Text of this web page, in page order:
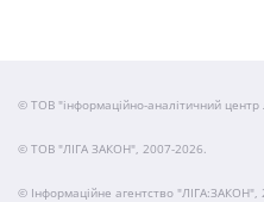
© ТОВ "інформаційно-аналітичний центр
© ТОВ "ЛІГА ЗАКОН", 2007-2026.
© Інформаційне агентство "ЛІГА:ЗАКОН",